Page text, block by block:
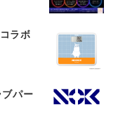
ラボ
パー